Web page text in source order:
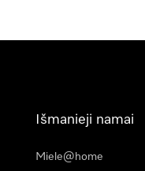
Išmanieji namai
Miele@home